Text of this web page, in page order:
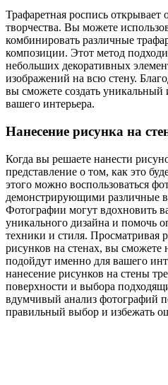
Трафаретная роспись
творчества. Вы можете
комбинировать различные
композиции. Этот метод
небольших декоративных
изображений на всю стену.
вы сможете создать
вашего интерьера.
Нанесение рисунка на
Когда вы решаете нанести
представление о том, как это
этого можно воспользоваться
демонстрирующими различные
Фотографии могут вдохновить
уникального дизайна и помочь
техники и стиля. Просматривая
рисунков на стенах, вы сможете
подойдут именно для вашего
нанесение рисунков на стены
поверхности и выбора
вдумчивый анализ фотографий
правильный выбор и избежать